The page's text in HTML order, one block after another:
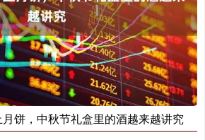
饼，中秋节礼盒里的酒越来越讲究